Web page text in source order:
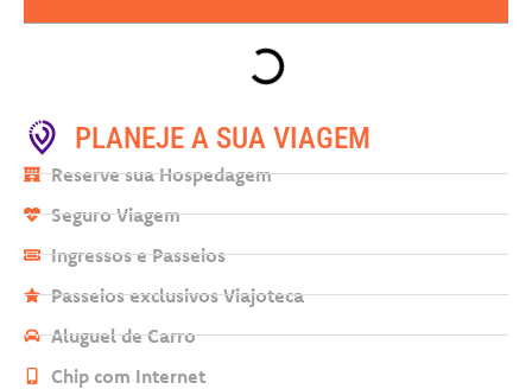
PLANEJE A SUA VIAGEM
Reserve sua Hospedagem
Seguro Viagem
Ingressos e Passeios
Passeios exclusivos Viajoteca
Aluguel de Carro
Chip com Internet